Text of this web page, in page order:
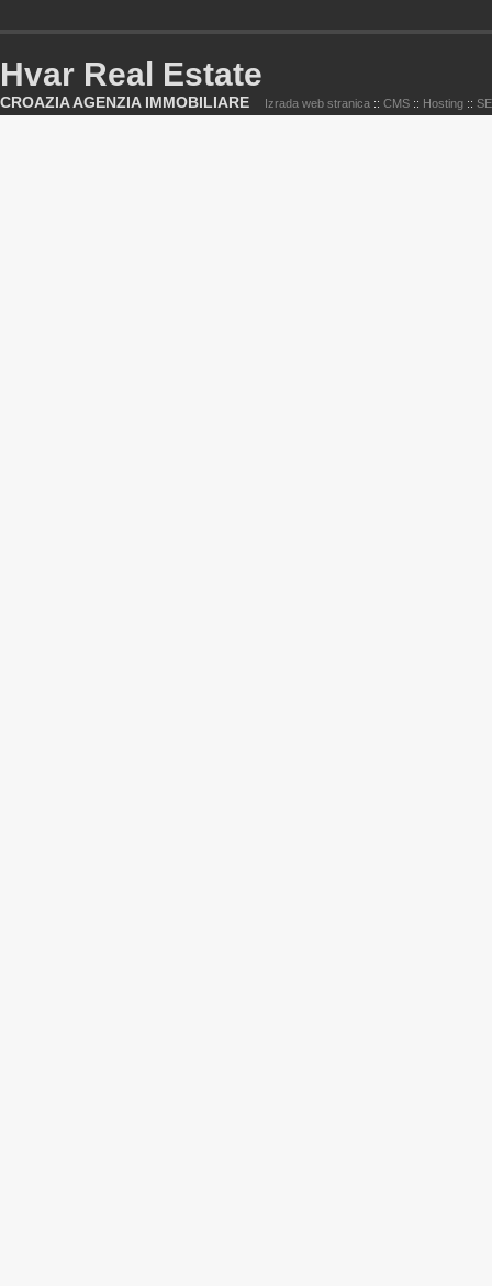
Hvar Real Estate
CROAZIA AGENZIA IMMOBILIARE Izrada web stranica :: CMS :: Hosting ::